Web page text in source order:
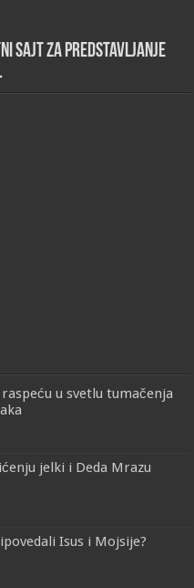
sajt za predstavljanje
u svetlu tumačenja
jelki i Deda Mrazu
Isus i Mojsije?